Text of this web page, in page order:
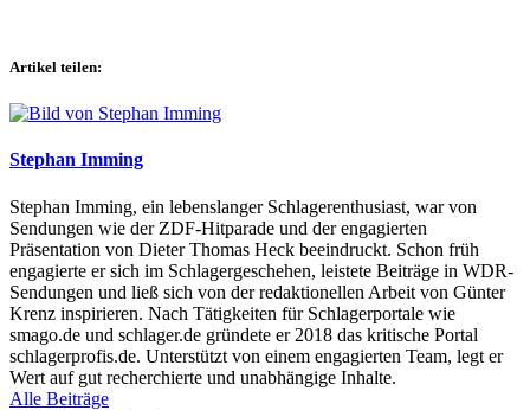
Artikel teilen:
Stephan Imming
Stephan Imming, ein lebenslanger Schlagerenthusiast, war von
Sendungen wie der ZDF-Hitparade und der engagierten
Präsentation von Dieter Thomas Heck beeindruckt. Schon früh
engagierte er sich im Schlagergeschehen, leistete Beiträge in WDR-
Sendungen und ließ sich von der redaktionellen Arbeit von Günter
Krenz inspirieren. Nach Tätigkeiten für Schlagerportale wie
smago.de und schlager.de gründete er 2018 das kritische Portal
schlagerprofis.de. Unterstützt von einem engagierten Team, legt er
Wert auf gut recherchierte und unabhängige Inhalte.
Alle Beiträge